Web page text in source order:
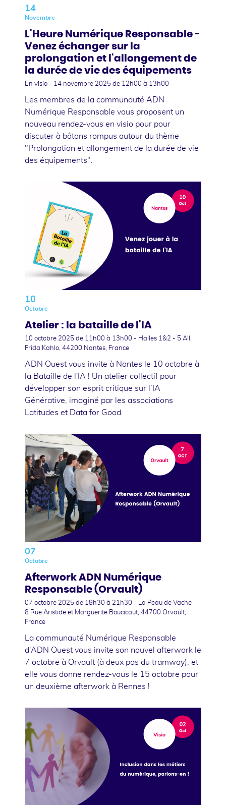
14
Novembre
L'Heure Numérique Responsable -
Venez échanger sur la
prolongation et l'allongement de
la durée de vie des équipements
En visio - 14 novembre 2025 de 12h00 à 13h00
Les membres de la communauté ADN
Numérique Responsable vous proposent un
nouveau rendez-vous en visio pour pour
discuter à bâtons rompus autour du thème
"Prolongation et allongement de la durée de vie
des équipements".
10
Octobre
Atelier : la bataille de l'IA
10 octobre 2025 de 11h00 à 13h00 - Halles 1&2 - 5 All.
Frida Kahlo, 44200 Nantes, France
ADN Ouest vous invite à Nantes le 10 octobre à
la Bataille de l'IA ! Un atelier collectif pour
développer son esprit critique sur l’IA
Générative, imaginé par les associations
Latitudes et Data for Good.
07
Octobre
Afterwork ADN Numérique
Responsable (Orvault)
07 octobre 2025 de 18h30 à 21h30 - La Peau de Vache -
8 Rue Aristide et Marguerite Boucicaut, 44700 Orvault,
France
La communauté Numérique Responsable
d'ADN Ouest vous invite son nouvel afterwork le
7 octobre à Orvault (à deux pas du tramway), et
elle vous donne rendez-vous le 15 octobre pour
un deuxième afterwork à Rennes !